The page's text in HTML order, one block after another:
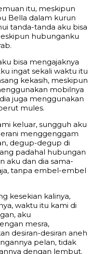
itu, meskipun
Bella dalam kurun
tanda-tanda aku bisa
hubunganku
bisa mengajaknya
ingat sekali waktu itu
kekasih, meskipun
mobilnya
juga menggunakan
mules.
keluar, sungguh aku
menggenggam
degup-degup di
padahal hubungan
aku dan dia sama-
tanpa embel-embel
kesekian kalinya,
waktu itu kami di
aku
mesra,
desiran-desiran aneh
pelan, tidak
dengan lembut.